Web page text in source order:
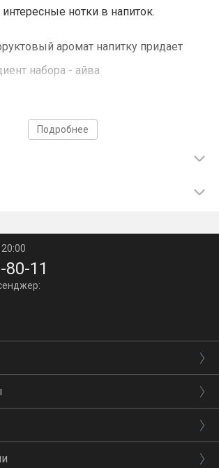
нотки в напиток.
аромат напитку придает
набора - айва
Подробнее
80-11